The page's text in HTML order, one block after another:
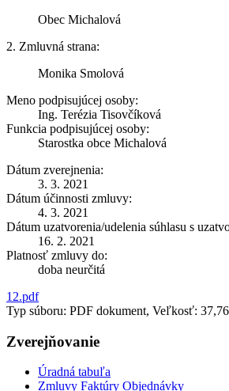
Obec Michalová
2. Zmluvná strana:
Monika Smolová
Meno podpisujúcej osoby:
Ing. Terézia Tisovčíková
Funkcia podpisujúcej osoby:
Starostka obce Michalová
Dátum zverejnenia:
3. 3. 2021
Dátum účinnosti zmluvy:
4. 3. 2021
Dátum uzatvorenia/udelenia súhlasu s
16. 2. 2021
Platnosť zmluvy do:
doba neurčitá
12.pdf
Typ súboru: PDF dokument, Veľkosť:
Zverejňovanie
Úradná tabuľa
Zmluvy Faktúry Objednávky